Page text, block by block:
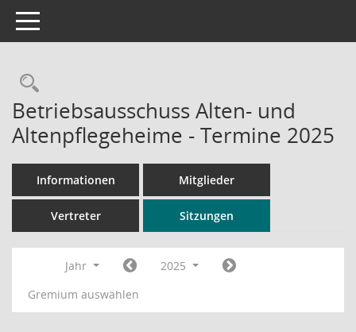
Toggle navigation
Rechercheauswahl
Betriebsausschuss Alten- und
Altenpflegeheime - Termine 2025
Informationen Mitglieder
Vertreter Sitzungen
Jahr
2025
Gremium auswählen